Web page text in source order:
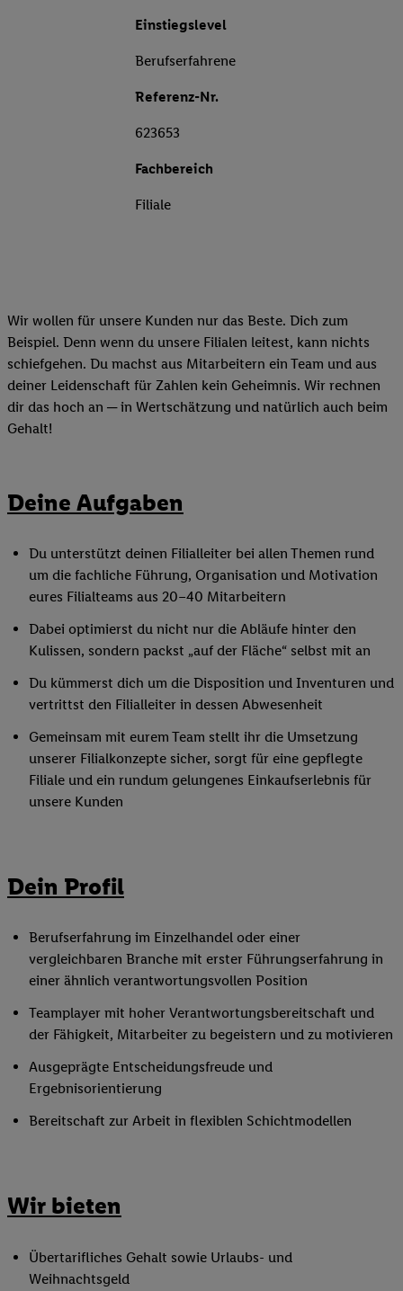
Einstiegslevel
Berufserfahrene
Referenz-Nr.
623653
Fachbereich
Filiale
Wir wollen für unsere Kunden nur das Beste. Dich zum
Beispiel. Denn wenn du unsere Filialen leitest, kann nichts
schiefgehen. Du machst aus Mitarbeitern ein Team und aus
deiner Leidenschaft für Zahlen kein Geheimnis. Wir rechnen
dir das hoch an ─ in Wertschätzung und natürlich auch beim
Gehalt!
Deine Aufgaben
Du unterstützt deinen Filialleiter bei allen Themen rund
um die fachliche Führung, Organisation und Motivation
eures Filialteams aus 20–40 Mitarbeitern
Dabei optimierst du nicht nur die Abläufe hinter den
Kulissen, sondern packst „auf der Fläche“ selbst mit an
Du kümmerst dich um die Disposition und Inventuren und
vertrittst den Filialleiter in dessen Abwesenheit
Gemeinsam mit eurem Team stellt ihr die Umsetzung
unserer Filialkonzepte sicher, sorgt für eine gepflegte
Filiale und ein rundum gelungenes Einkaufserlebnis für
unsere Kunden
Dein Profil
Berufserfahrung im Einzelhandel oder einer
vergleichbaren Branche mit erster Führungserfahrung in
einer ähnlich verantwortungsvollen Position
Teamplayer mit hoher Verantwortungsbereitschaft und
der Fähigkeit, Mitarbeiter zu begeistern und zu motivieren
Ausgeprägte Entscheidungsfreude und
Ergebnisorientierung
Bereitschaft zur Arbeit in flexiblen Schichtmodellen
Wir bieten
Übertarifliches Gehalt sowie Urlaubs- und
Weihnachtsgeld